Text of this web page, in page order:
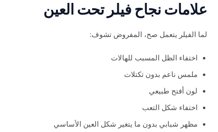
علامات نجاح فيلر تحت العين
لما الفيلر يتعمل صح، المفروض تشوف:
اختفاء الظل المسبب للهالات
ملمس ناعم بدون تكتلات
لون أفتح طبيعي
اختفاء شكل التعب
مظهر شبابي بدون ما يتغير شكل العين الأساسي